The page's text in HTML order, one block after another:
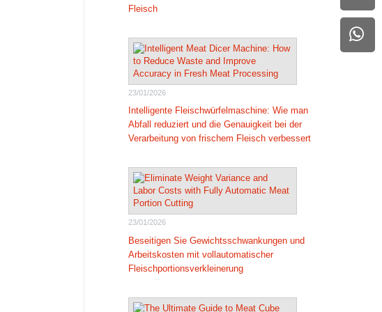
Fleisch
23/01/2026
Intelligente Fleischwürfelmaschine: Wie man
Abfall reduziert und die Genauigkeit bei der
Verarbeitung von frischem Fleisch verbessert
23/01/2026
Beseitigen Sie Gewichtsschwankungen und
Arbeitskosten mit vollautomatischer
Fleischportionsverkleinerung